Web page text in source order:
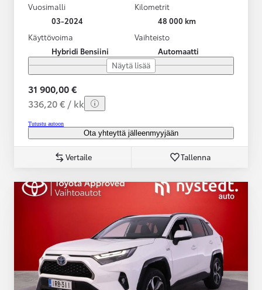
Vuosimalli
03-2024
Kilometrit
48 000 km
Käyttövoima
Hybridi Bensiini
Vaihteisto
Automaatti
Näytä lisää
31 900,00 €
336,20 € / kk
Tutustu autoon
Ota yhteyttä jälleenmyyjään
Vertaile Tallenna